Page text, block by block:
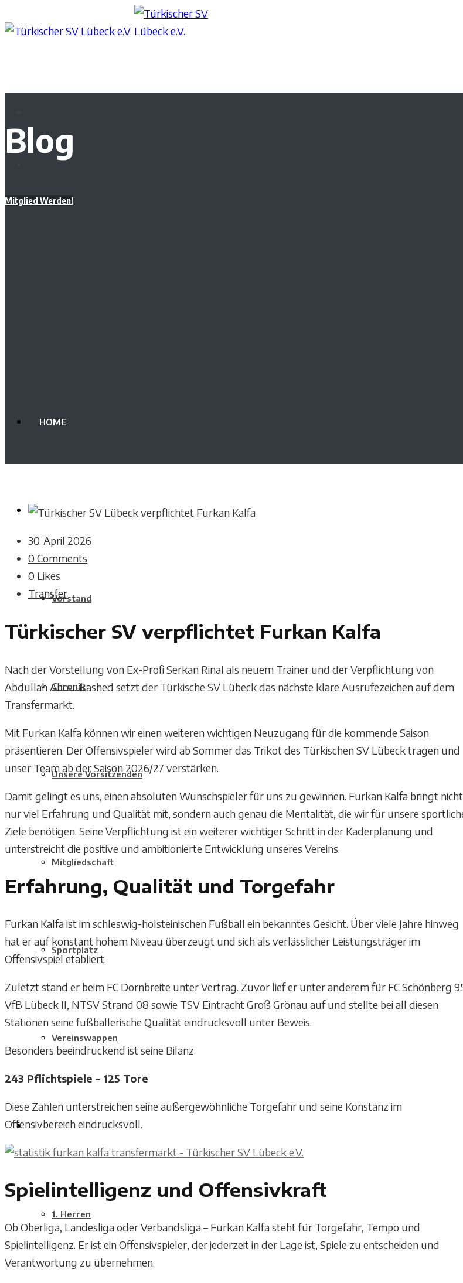
Mitglied Werden!
HOME
VEREIN
Vorstand
Chronik
Unsere Vorsitzenden
Mitgliedschaft
Sportplatz
Vereinswappen
MANNSCHAFTEN
1. Herren
Blog
30. April 2026
0 Comments
0 Likes
Transfer
Türkischer SV verpflichtet Furkan Kalfa
Nach der Vorstellung von Ex-Profi Serkan Rinal als neuem Trainer und der Verpflichtung von
Abdullah Abou-Rashed setzt der Türkische SV Lübeck das nächste klare Ausrufezeichen auf dem
Transfermarkt.
Mit Furkan Kalfa können wir einen weiteren wichtigen Neuzugang für die kommende Saison
präsentieren. Der Offensivspieler wird ab Sommer das Trikot des Türkischen SV Lübeck tragen und
unser Team ab der Saison 2026/27 verstärken.
Damit gelingt es uns, einen absoluten Wunschspieler für uns zu gewinnen. Furkan Kalfa bringt nicht
nur viel Erfahrung und Qualität mit, sondern auch genau die Mentalität, die wir für unsere
Ziele benötigen. Seine Verpflichtung ist ein weiterer wichtiger Schritt in der Kaderplanung und
unterstreicht die positive und ambitionierte Entwicklung unseres Vereins.
Erfahrung, Qualität und Torgefahr
Furkan Kalfa ist im schleswig-holsteinischen Fußball ein bekanntes Gesicht. Über viele Jahre hinweg
hat er auf konstant hohem Niveau überzeugt und sich als verlässlicher Leistungsträger im
Offensivspiel etabliert.
Zuletzt stand er beim FC Dornbreite unter Vertrag. Zuvor lief er unter anderem für FC Schönberg
VfB Lübeck II, NTSV Strand 08 sowie TSV Eintracht Groß Grönau auf und stellte bei all diesen
Stationen seine fußballerische Qualität eindrucksvoll unter Beweis.
Besonders beeindruckend ist seine Bilanz:
243 Pflichtspiele – 125 Tore
Diese Zahlen unterstreichen seine außergewöhnliche Torgefahr und seine Konstanz im
Offensivbereich eindrucksvoll.
Spielintelligenz und Offensivkraft
Ob Oberliga, Landesliga oder Verbandsliga – Furkan Kalfa steht für Torgefahr, Tempo und
Spielintelligenz. Er ist ein Offensivspieler, der jederzeit in der Lage ist, Spiele zu entscheiden und
Verantwortung zu übernehmen.